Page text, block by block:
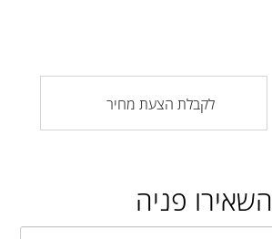
לקבלת הצעת מחיר
השאירו פניה